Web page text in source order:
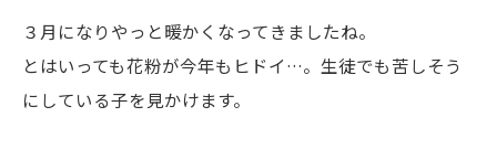
３月になりやっと暖かくなってきましたね。
とはいっても花粉が今年もヒドイ…。生徒でも苦しそう
にしている子を見かけます。